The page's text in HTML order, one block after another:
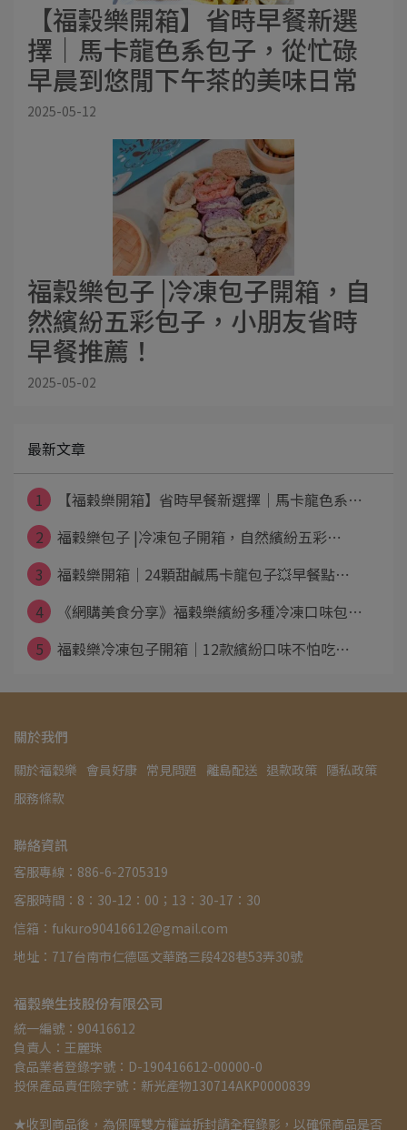
【福穀樂開箱】省時早餐新選
擇｜馬卡龍色系包子，從忙碌
早晨到悠閒下午茶的美味日常
2025-05-12
福穀樂包子 |冷凍包子開箱，自
然繽紛五彩包子，小朋友省時
早餐推薦！
2025-05-02
最新文章
1
【福穀樂開箱】省時早餐新選擇｜馬卡龍色系⋯
2
福穀樂包子 |冷凍包子開箱，自然繽紛五彩⋯
3
福穀樂開箱｜24顆甜鹹馬卡龍包子💥早餐點⋯
4
《網購美食分享》福穀樂繽紛多種冷凍口味包⋯
5
福穀樂冷凍包子開箱｜12款繽紛口味不怕吃⋯
關於我們
關於福穀樂 會員好康 常見問題 離島配送 退款政策 隱私政策
服務條款
聯絡資訊
客服專線：886-6-2705319
客服時間：8：30-12：00；13：30-17：30
信箱：fukuro90416612@gmail.com
地址：717台南市仁德區文華路三段428巷53弄30號
福穀樂生技股份有限公司
統一編號：90416612
負責人：王麗珠
食品業者登錄字號：D-190416612-00000-0
投保產品責任險字號：新光產物130714AKP0000839
★收到商品後，為保障雙方權益拆封請全程錄影，以確保商品是否